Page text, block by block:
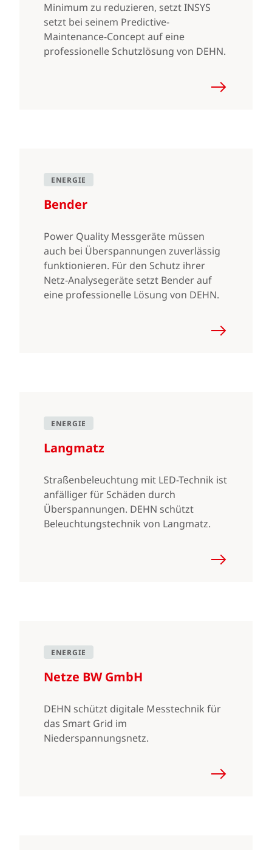
Minimum zu reduzieren, setzt INSYS
setzt bei seinem Predictive-
Maintenance-Concept auf eine
professionelle Schutzlösung von DEHN.
ENERGIE
Bender
Power Quality Messgeräte müssen
auch bei Überspannungen zuverlässig
funktionieren. Für den Schutz ihrer
Netz-Analysegeräte setzt Bender auf
eine professionelle Lösung von DEHN.
ENERGIE
Langmatz
Straßenbeleuchtung mit LED-Technik ist
anfälliger für Schäden durch
Überspannungen. DEHN schützt
Beleuchtungstechnik von Langmatz.
ENERGIE
Netze BW GmbH
DEHN schützt digitale Messtechnik für
das Smart Grid im
Niederspannungsnetz.